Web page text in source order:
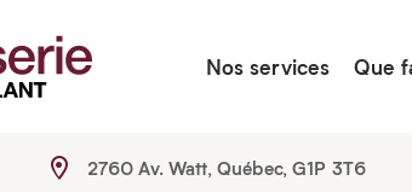
Nos services Que
2760 Av. Watt, Québec, G1P 3T6